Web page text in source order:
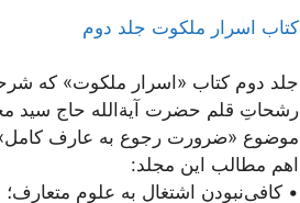
کتاب اسرار ملکوت جلد دوم
جلد دوم کتاب «اسرار ملکوت» که
رشحاتِ قلم حضرت آیة‌الله حاج سید
موضوع «ضرورت رجوع به عارف
اهم مطالب این مجلد:
• کافی‌نبودنِ اشتغال به علوم